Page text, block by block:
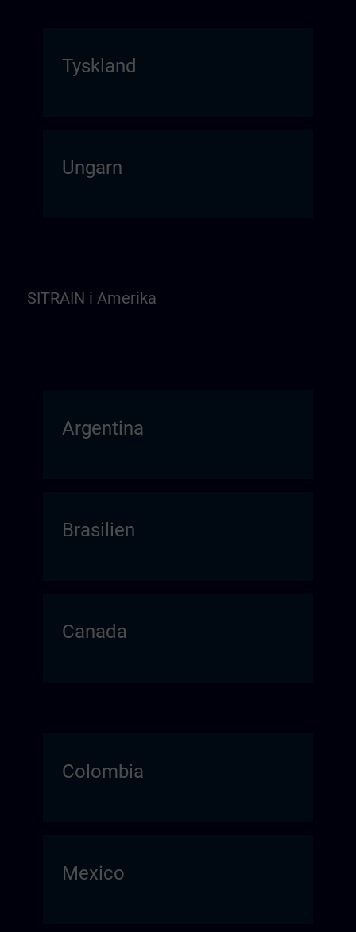
Tyskland
Ungarn
SITRAIN i Amerika
Argentina
Brasilien
Canada
Colombia
Mexico